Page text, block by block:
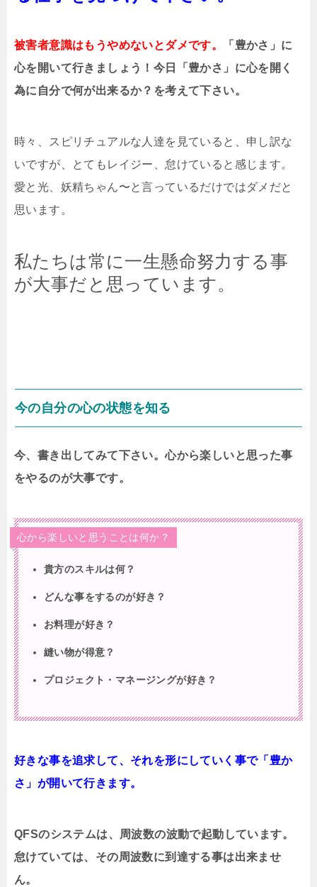
被害者意識はもうやめないとダメです。
「豊かさ」に
心を開いて行きましょう！今日「豊かさ」に心を開く
為に自分で何が出来るか？を考えて下さい。
時々、スピリチュアルな人達を見ていると、申し訳な
いですが、とてもレイジー、怠けていると感じます。
愛と光、妖精ちゃん〜と言っているだけではダメだと
思います。
私たちは常に一生懸命努力する事
が大事だと思っています。
今の自分の心の状態を知る
今、書き出してみて下さい。心から楽しいと思った事
をやるのが大事です。
心から楽しいと思うことは何か？
貴方のスキルは何？
どんな事をするのが好き？
お料理が好き？
縫い物が得意？
プロジェクト・マネージングが好き？
好きな事を追求して、それを形にしていく事で「豊か
さ」が開いて行きます。
QFSのシステムは、周波数の波動で起動しています。
怠けていては、その周波数に到達する事は出来ませ
ん。